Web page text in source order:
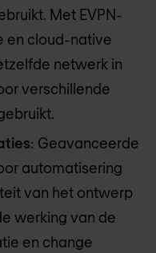
Met EVPN-
en cloud-native
netwerk in
verschillende
: Geavanceerde
automatisering
van het ontwerp
werking van de
en change